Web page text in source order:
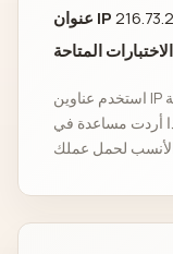
استخدم عناوين IP الاختبارية والتشخيصات المباشرة لمقارنة
أردت مساعدة في